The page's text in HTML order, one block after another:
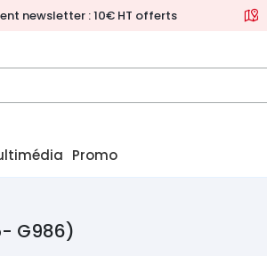
newsletter : 10€ HT offerts
Promo
G986)